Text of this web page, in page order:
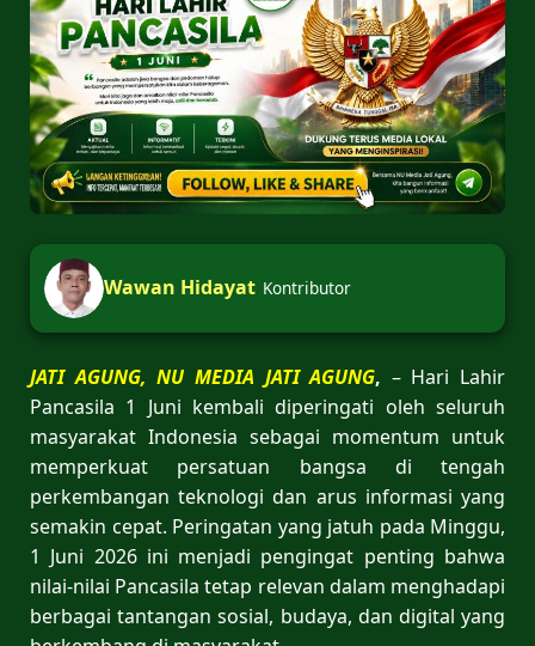
Wawan Hidayat Kontributor
JATI AGUNG, NU MEDIA JATI AGUNG, – Hari Lahir
Pancasila 1 Juni kembali diperingati oleh seluruh
masyarakat Indonesia sebagai momentum untuk
memperkuat persatuan bangsa di tengah
perkembangan teknologi dan arus informasi yang
semakin cepat. Peringatan yang jatuh pada Minggu,
1 Juni 2026 ini menjadi pengingat penting bahwa
nilai-nilai Pancasila tetap relevan dalam menghadapi
berbagai tantangan sosial, budaya, dan digital yang